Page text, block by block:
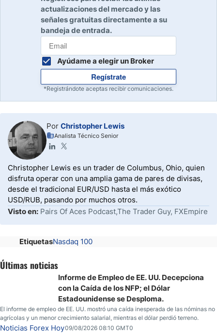
actualizaciones del mercado y las
señales gratuitas directamente a su
bandeja de entrada.
Ayúdame a elegir un Broker
Regístrate
*Registrándote aceptas recibir comunicaciones.
Por Christopher Lewis
Analista Técnico Senior
Christopher Lewis es un trader de Columbus, Ohio, quien
disfruta operar con una amplia gama de pares de divisas,
desde el tradicional EUR/USD hasta el más exótico
USD/RUB, pasando por muchos otros.
Visto en: Pairs Of Aces Podcast,The Trader Guy, FXEmpire
EtiquetasNasdaq 100
Últimas noticias
Informe de Empleo de EE. UU. Decepciona
con la Caída de los NFP; el Dólar
Estadounidense se Desploma.
El informe de empleo de EE. UU. mostró una caída inesperada de las nóminas no
agrícolas y un menor crecimiento salarial, mientras el dólar perdió terreno.
Noticias Forex Hoy09/08/2026 08:10 GMT0